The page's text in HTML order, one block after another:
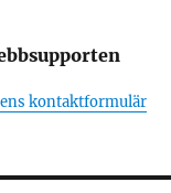
kontaktformulär